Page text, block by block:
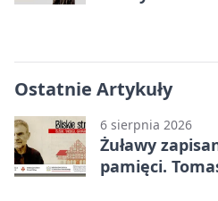
Ostatnie Artykuły
6 sierpnia 2026
Żuławy
pamięci.